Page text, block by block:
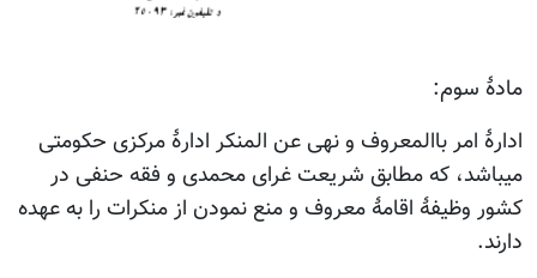
مادۀ سوم:
ادارۀ امر باالمعروف و نهی عن المنکر ادارۀ مرکزی حکومتی
میباشد، که مطابق شریعت غرای محمدی و فقه حنفی در
کشور وظیفۀ اقامۀ معروف و منع نمودن از منکرات را به عهده
دارند.